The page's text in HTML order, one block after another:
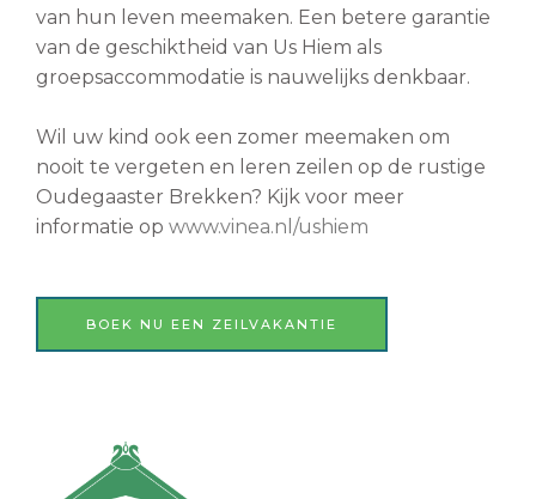
van hun leven meemaken. Een betere garantie
van de geschiktheid van Us Hiem als
groepsaccommodatie is nauwelijks denkbaar.
Wil uw kind ook een zomer meemaken om
nooit te vergeten en leren zeilen op de rustige
Oudegaaster Brekken? Kijk voor meer
informatie op www.vinea.nl/ushiem
BOEK NU EEN ZEILVAKANTIE